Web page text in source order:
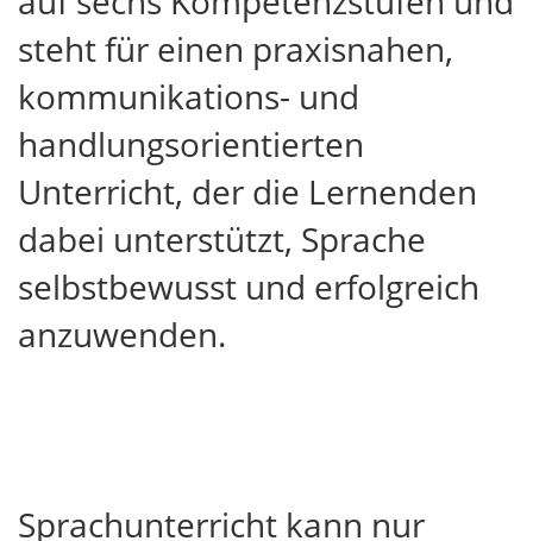
steht für einen praxisnahen,
kommunikations- und
handlungsorientierten
Unterricht, der die Lernenden
dabei unterstützt, Sprache
selbstbewusst und erfolgreich
anzuwenden.
Sprachunterricht kann nur